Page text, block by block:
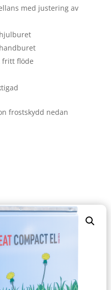
med justering av
fritt flöde
frostskydd nedan